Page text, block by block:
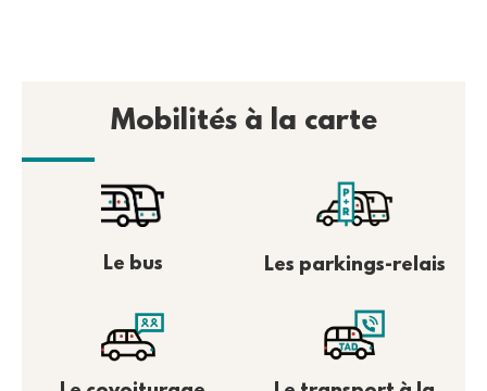
Mobilités à la carte
Le bus Les parkings-relais